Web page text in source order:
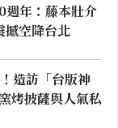
週年：藤本壯介
撼空降台北
造訪「台版神
烤披薩與人氣私